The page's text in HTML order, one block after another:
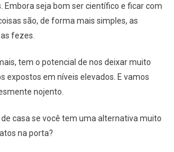
Embora seja bom ser científico e ficar com
são, de forma mais simples, as
fezes.
tem o potencial de nos deixar muito
expostos em níveis elevados. E vamos
nojento.
casa se você tem uma alternativa muito
na porta?